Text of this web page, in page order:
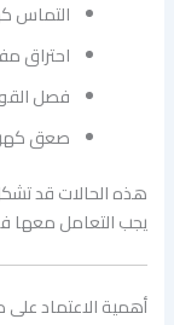
التماس
احتراق
فصل
صعق
هذه الحالات قد
يجب التعامل معها
أهمية الاعتماد على